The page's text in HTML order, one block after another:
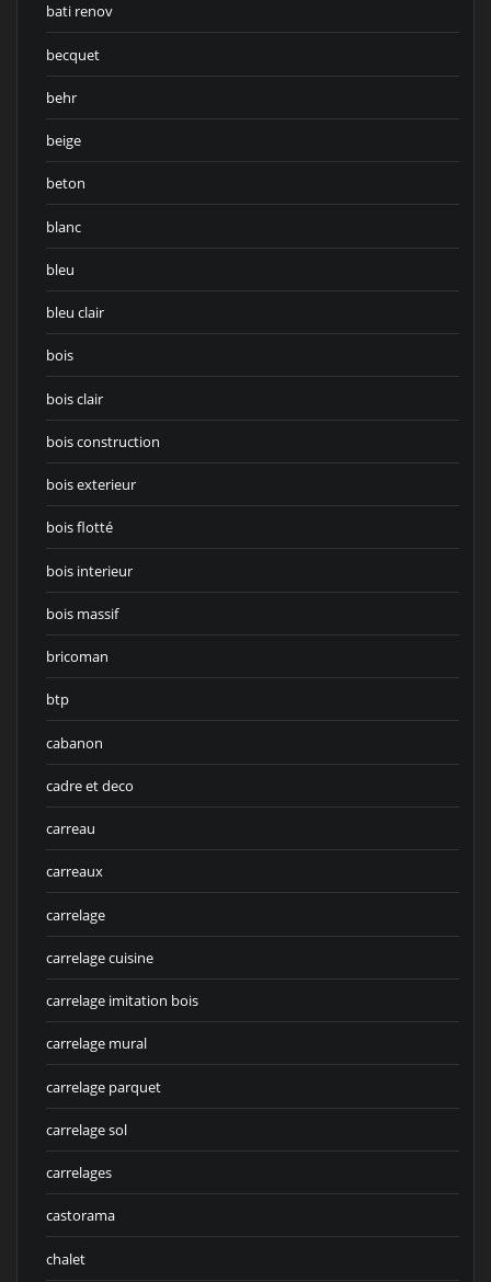
bati renov
becquet
behr
beige
beton
blanc
bleu
bleu clair
bois
bois clair
bois construction
bois exterieur
bois flotté
bois interieur
bois massif
bricoman
btp
cabanon
cadre et deco
carreau
carreaux
carrelage
carrelage cuisine
carrelage imitation bois
carrelage mural
carrelage parquet
carrelage sol
carrelages
castorama
chalet